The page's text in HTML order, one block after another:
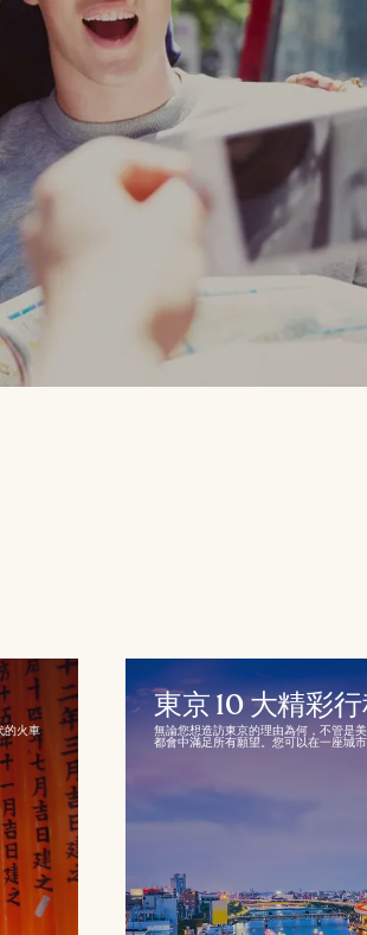
的火車
東京 10 大精彩
無論您想造訪東京的理由為何，不管是
都會中滿足所有願望。您可以在一座城